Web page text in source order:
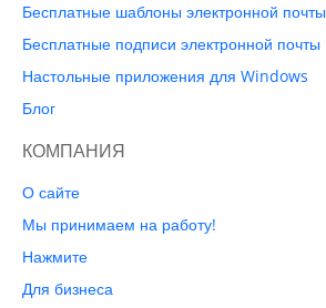
Бесплатные шаблоны электронной почты
Бесплатные подписи электронной почты
Настольные приложения для Windows
Блог
КОМПАНИЯ
О сайте
Мы принимаем на работу!
Нажмите
Для бизнеса